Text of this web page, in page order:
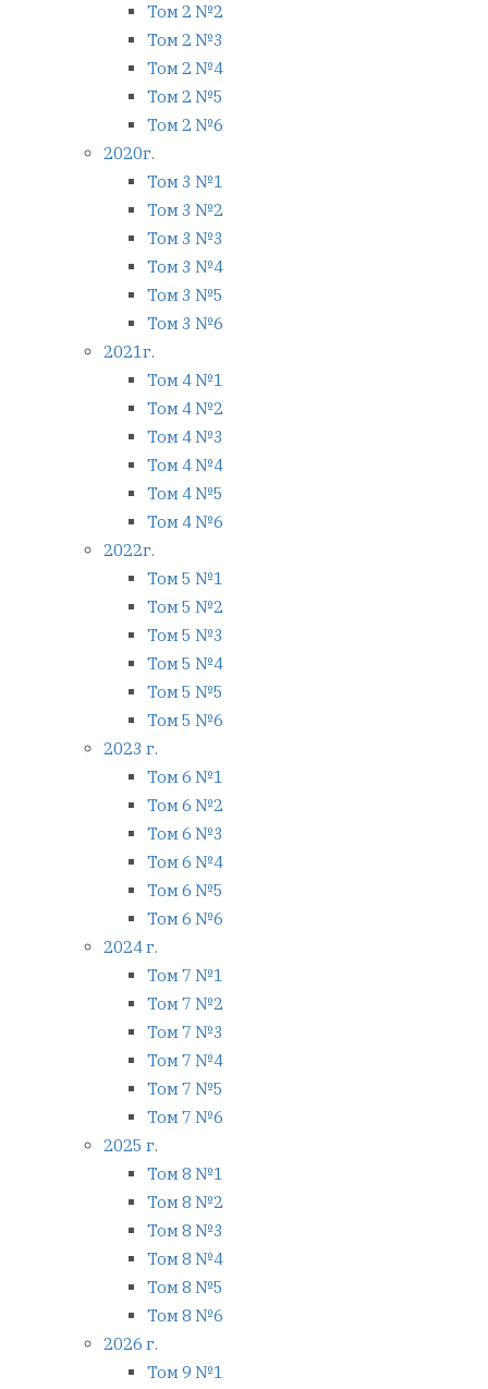
Том 2 №2
Том 2 №3
Том 2 №4
Том 2 №5
Том 2 №6
2020г.
Том 3 №1
Том 3 №2
Том 3 №3
Том 3 №4
Том 3 №5
Том 3 №6
2021г.
Том 4 №1
Том 4 №2
Том 4 №3
Том 4 №4
Том 4 №5
Том 4 №6
2022г.
Том 5 №1
Том 5 №2
Том 5 №3
Том 5 №4
Том 5 №5
Том 5 №6
2023 г.
Том 6 №1
Том 6 №2
Том 6 №3
Том 6 №4
Том 6 №5
Том 6 №6
2024 г.
Том 7 №1
Том 7 №2
Том 7 №3
Том 7 №4
Том 7 №5
Том 7 №6
2025 г.
Том 8 №1
Том 8 №2
Том 8 №3
Том 8 №4
Том 8 №5
Том 8 №6
2026 г.
Том 9 №1